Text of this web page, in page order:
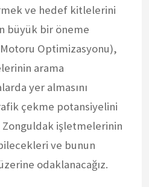
ve hedef kitlelerini
büyük bir öneme
Optimizasyonu),
arama
yer almasını
çekme potansiyelini
Zonguldak işletmelerinin
ve bunun
odaklanacağız.